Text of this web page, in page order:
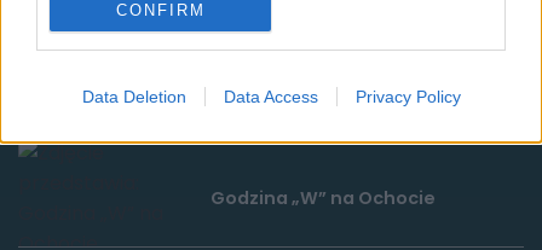
CONFIRM
Data Deletion Data Access Privacy Policy
Usługi cyfrowe rewolucjonizują
Godzina „W” na Ochocie